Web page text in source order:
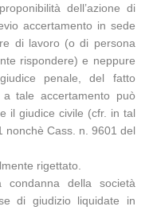
dell’azione di
accertamento in sede
di lavoro (o di persona
rispondere) e neppure
penale, del fatto
a tale accertamento può
il giudice civile (cfr. in tal
nonchè Cass. n. 9601 del
rigettato.
della società
di giudizio liquidate in